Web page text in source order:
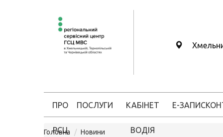
ПРО
РСЦ
ПОСЛУГИ КАБІНЕТ
ВОДІЯ
Е-ЗАПИС
Головна
Новини